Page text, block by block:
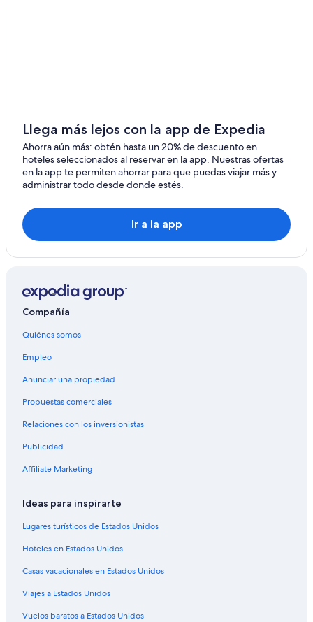
Cabañas en Puerto Rico
Apartamentos en Puerto Rico
Hoteles en Puerto Rico
Lodges en Puerto Rico
Cabañas en San Vicente
Hoteles en San Vicente
Hoteles cerca de Termas de la Selva
Hoteles en Departamento Libertador General San
Llega más lejos con la app de Expedia
Ahorra aún más: obtén hasta un 20% de descuento en
hoteles seleccionados al reservar en la app. Nuestras ofertas
en la app te permiten ahorrar para que puedas viajar más y
administrar todo desde donde estés.
Ir a la app
Compañía
Quiénes somos
Empleo
Anunciar una propiedad
Propuestas comerciales
Relaciones con los inversionistas
Publicidad
Affiliate Marketing
Ideas para inspirarte
Lugares turísticos de Estados Unidos
Hoteles en Estados Unidos
Casas vacacionales en Estados Unidos
Viajes a Estados Unidos
Vuelos baratos a Estados Unidos